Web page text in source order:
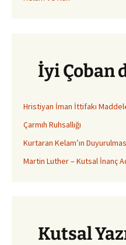
İyi Çoban
Hristiyan İman İttifakı
Çarmıh Ruhsallığı
Kurtaran Kelam’ın
Martin Luther – Kutsal İnanç
Kutsal